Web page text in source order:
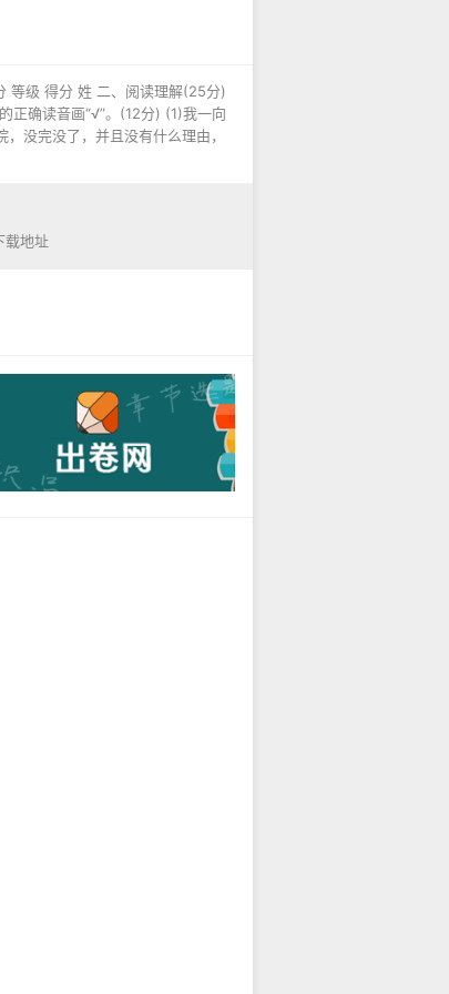
等级 得分 姓 二、阅读理解(25分)
正确读音画“√”。(12分) (1)我一向
没完没了，并且没有什么理由，
载地址